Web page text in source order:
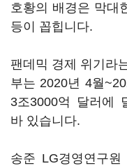
호황의 배경은 막대
등이 꼽힙니다.
팬데믹 경제 위기라
부는 2020년 4월
3조3000억 달러에
바 있습니다.
송준 LG경영연구